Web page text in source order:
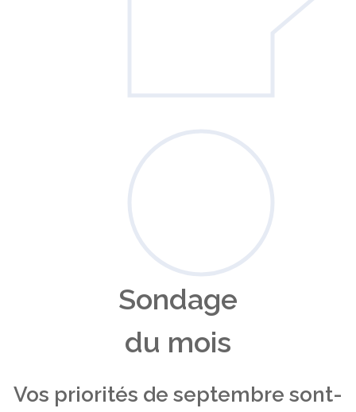
Sondage
du mois
Vos priorités de septembre sont-